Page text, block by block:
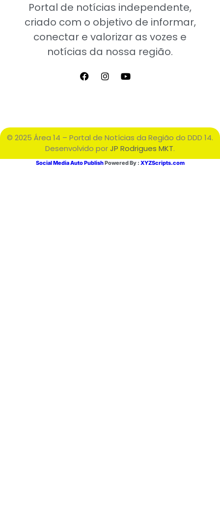
Portal de notícias independente,
criado com o objetivo de informar,
conectar e valorizar as vozes e
notícias da nossa região.
© 2025 Área 14 – Portal de Notícias da Região do DDD 14.
Desenvolvido porJP Rodrigues MKT.
Social Media Auto PublishPowered By : XYZScripts.com